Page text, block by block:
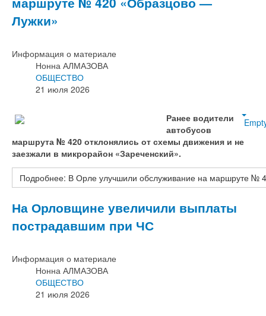
Лужки»
Информация о материале
Нонна АЛМАЗОВА
ОБЩЕСТВО
21 июля 2026
Ранее водители
автобусов
маршрута № 420 отклонялись от схемы движения и не
заезжали в микрорайон «Зареченский».
Подробнее: В Орле улучшили обслуживание на маршруте №
На Орловщине увеличили выплаты
пострадавшим при ЧС
Информация о материале
Нонна АЛМАЗОВА
ОБЩЕСТВО
21 июля 2026